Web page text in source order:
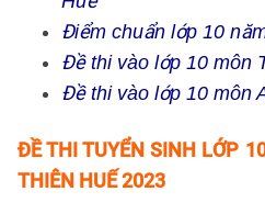
Điểm chuẩn lớp 10
Đề thi vào lớp 10 môn
Đề thi vào lớp 10 môn
ĐỀ THI TUYỂN SINH LỚP
THIÊN HUẾ 2023